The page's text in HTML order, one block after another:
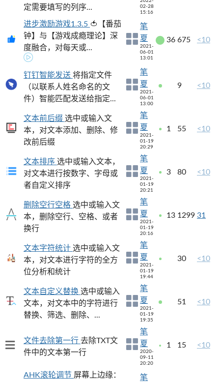
定需要填写的列序...
02-28
15:16
进步激励游戏1.3.5 🍅【番茄
钟】与【游戏成瘾理论】深
度融合，对每天或...
笔
夏
2021-
06-01
13:01
36 675 <10
钉钉智能发送 将指定文件
（以联系人姓名命名的文
件）智能匹配发送给指定...
笔
夏
2021-
06-01
13:00
9 <10
文本前后缀 选中或输入文
本，对文本添加、删除、修
改前后缀
笔
夏
2021-
01-19
20:29
1 55 <10
文本排序 选中或输入文本，
对文本进行按数字、字母或
者自定义排序
笔
夏
2021-
01-19
20:21
3 80 <10
删除空行空格 选中或输入文
本，删除空行、空格、或者
换行
笔
夏
2021-
01-19
20:16
13 1299 31
文本字符统计 选中或输入文
本，对文本进行字符的全方
位分析和统计
笔
夏
2021-
01-19
19:44
30 <10
文本自定义替换 选中或输入
文本，对文本中的字符进行
替换、筛选、删除、...
笔
夏
2021-
01-19
19:35
51 <10
文件去除第一行 去除TXT文
件中的文本第一行
笔
夏
2020-
09-11
20:20
1 15 <10
AHK滚轮调节 屏幕上边缘：
笔